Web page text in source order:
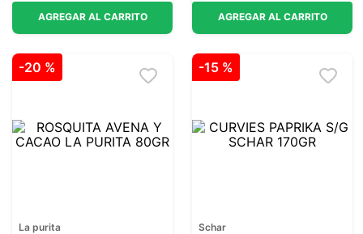
AGREGAR AL CARRITO AGREGAR AL CARRITO
-20 %
La purita
-15 %
Schar